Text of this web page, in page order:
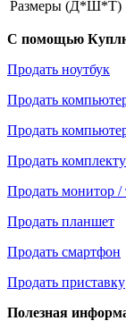
Размеры (Д*Ш*Т)
С помощью
Продать ноутбук
Продать
Продать
Продать
Продать монитор /
Продать планшет
Продать смартфон
Продать приставку
Полезная